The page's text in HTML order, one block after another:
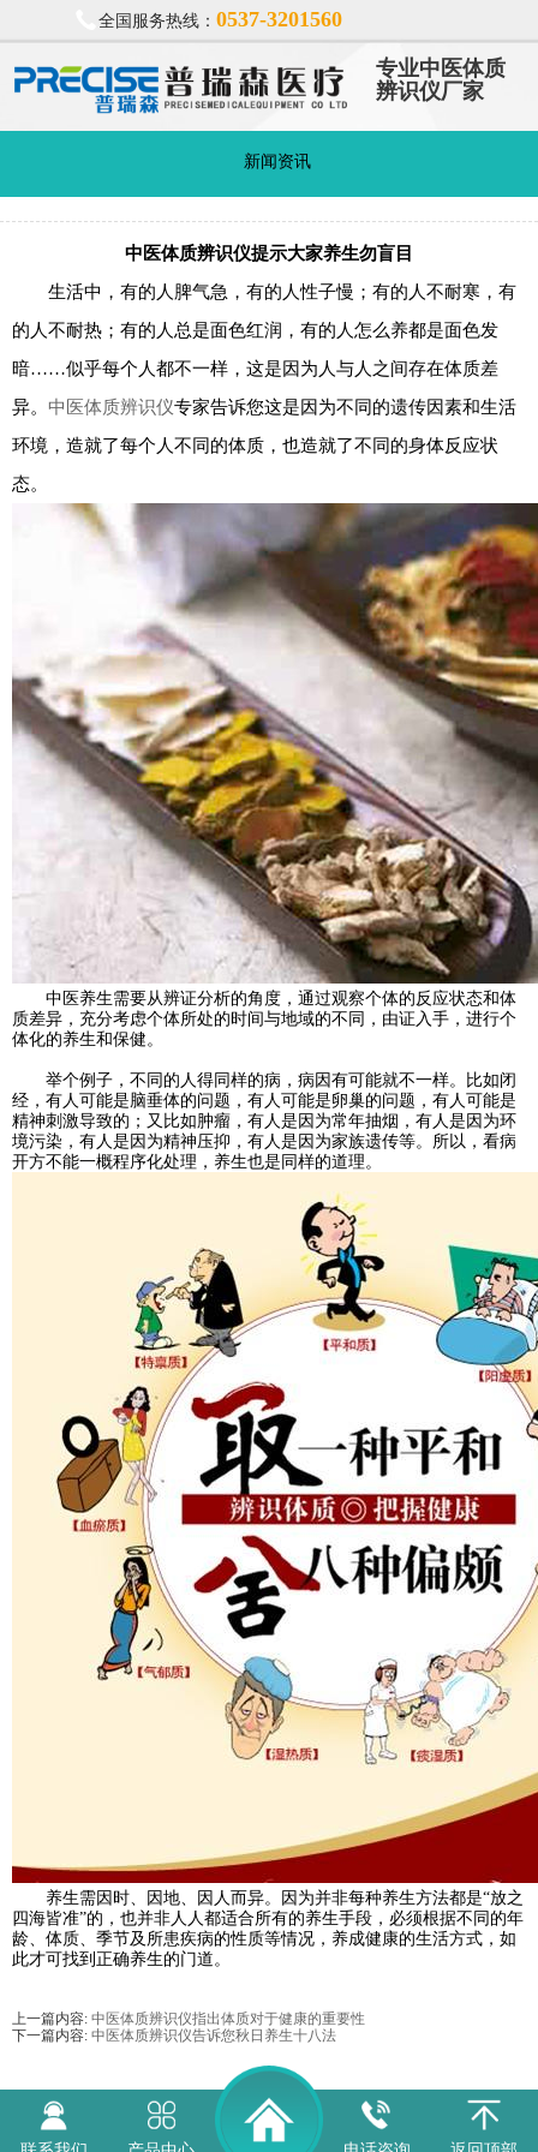
全国服务热线：0537-3201560
专业中医体质
辨识仪厂家
新闻资讯
中医体质辨识仪提示大家养生勿盲目
生活中，有的人脾气急，有的人性子慢；有的人不耐寒，有
的人不耐热；有的人总是面色红润，有的人怎么养都是面色发
暗……似乎每个人都不一样，这是因为人与人之间存在体质差
异。 中医体质辨识仪专家告诉您这是因为不同的遗传因素和生活
环境，造就了每个人不同的体质，也造就了不同的身体反应状
态。
中医养生需要从辨证分析的角度，通过观察个体的反应状态和体
质差异，充分考虑个体所处的时间与地域的不同，由证入手，进行个
体化的养生和保健。
举个例子，不同的人得同样的病，病因有可能就不一样。比如闭
经，有人可能是脑垂体的问题，有人可能是卵巢的问题，有人可能是
精神刺激导致的；又比如肿瘤，有人是因为常年抽烟，有人是因为环
境污染，有人是因为精神压抑，有人是因为家族遗传等。所以，看病
开方不能一概程序化处理，养生也是同样的道理。
养生需因时、因地、因人而异。因为并非每种养生方法都是“放之
四海皆准”的，也并非人人都适合所有的养生手段，必须根据不同的年
龄、体质、季节及所患疾病的性质等情况，养成健康的生活方式，如
此才可找到正确养生的门道。
上一篇内容: 中医体质辨识仪指出体质对于健康的重要性
下一篇内容: 中医体质辨识仪告诉您秋日养生十八法